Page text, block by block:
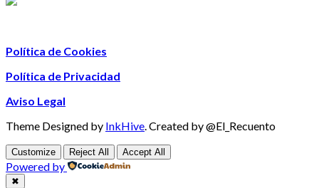
Política de Cookies
Política de Privacidad
Aviso Legal
Theme Designed by InkHive.Created by @El_Recuento
Customize Reject All Accept All
Powered by
✖